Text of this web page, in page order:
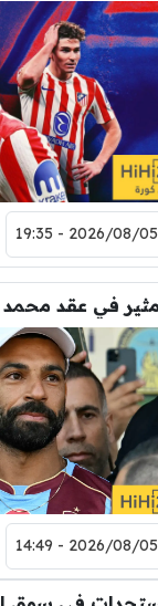
2026/08/05 - 19:35
2026/08/05 - 14:49